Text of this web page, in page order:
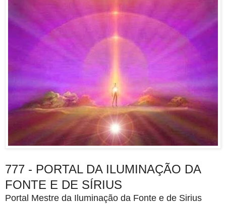
777 - PORTAL DA ILUMINAÇÃO DA
FONTE E DE SÍRIUS
Portal Mestre da Iluminação da Fonte e de Sirius